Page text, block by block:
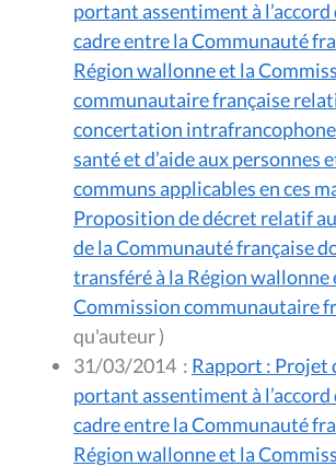
portant assentiment à
cadre entre la Communauté
Région wallonne et la
communautaire française
concertation
santé et d’aide aux personnes
communs applicables en ces
Proposition de décret relatif
de la Communauté française
transféré à la Région wallonne
Commission communautaire
qu'auteur )
31/03/2014 : Rapport : Projet
portant assentiment à
cadre entre la Communauté
Région wallonne et la